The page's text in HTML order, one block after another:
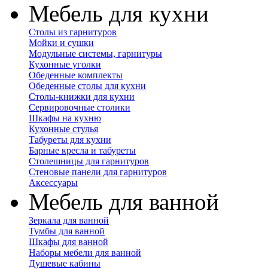
Мебель для кухни
Столы из гарнитуров
Мойки и сушки
Модульные системы, гарнитуры
Кухонные уголки
Обеденные комплекты
Обеденные столы для кухни
Столы-книжки для кухни
Сервировочные столики
Шкафы на кухню
Кухонные стулья
Табуреты для кухни
Барные кресла и табуреты
Столешницы для гарнитуров
Стеновые панели для гарнитуров
Аксессуары
Мебель для ванной
Зеркала для ванной
Тумбы для ванной
Шкафы для ванной
Наборы мебели для ванной
Душевые кабины